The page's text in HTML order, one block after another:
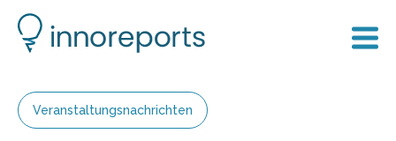
Veranstaltungsnachrichten